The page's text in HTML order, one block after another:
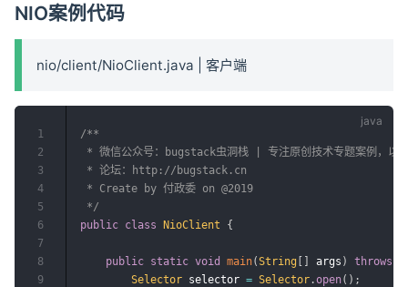
NIO案例代码
nio/client/NioClient.java | 客户端
/**
* 微信公众号：bugstack虫洞栈 | 专注原创技术专题案例，以最
* 论坛：http://bugstack.cn
* Create by 付政委 on @2019
*/
public class NioClient {
public static void main(String [ ] args ) throws
Selector selector = Selector .open( ) ;
1
2
3
4
5
6
7
8
9